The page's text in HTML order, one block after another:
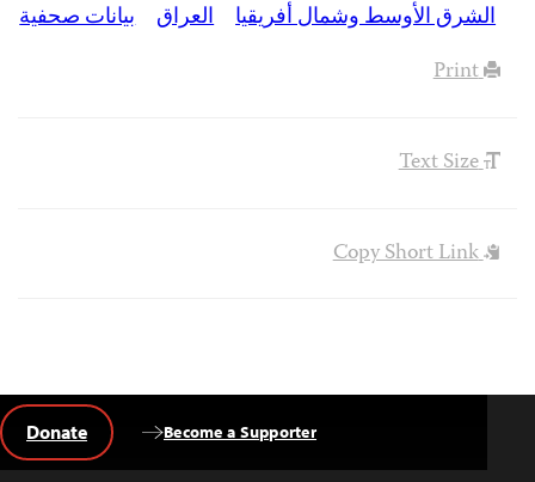
الشرق الأوسط وشمال أفريقيا
العراق
بيانات صحفية
Print
Text Size
Copy Short Link
Become a Supporter
Donate